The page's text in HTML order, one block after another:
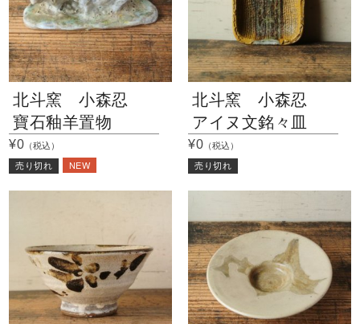
北斗窯 小森忍
寶石釉羊置物
¥0 （税込）
売り切れ NEW
北斗窯 小森忍
アイヌ文銘々皿
¥0 （税込）
売り切れ